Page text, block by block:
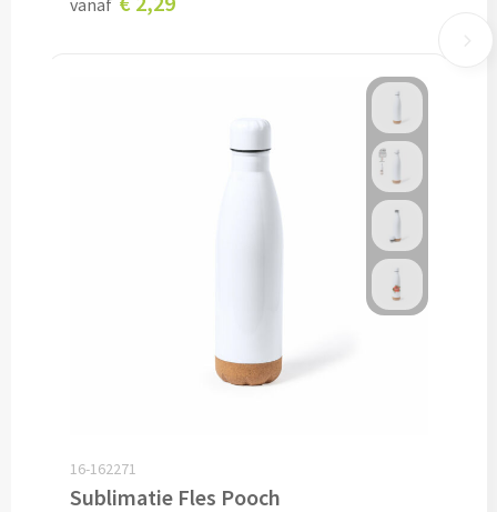
Papier- & Memohouders bedrukken
Paraplu's & Poncho's
Handmatige paraplu's bedrukken
vanaf
16-162271
Sublimatie Fles Pooch